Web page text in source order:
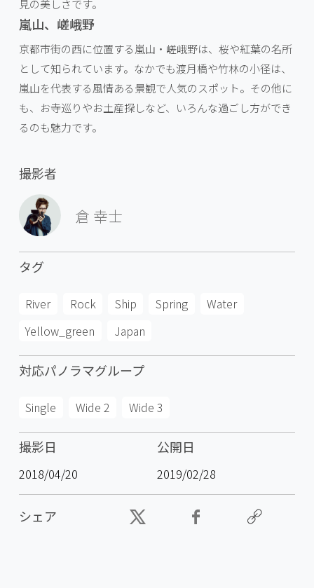
見の美しさです。
嵐山、嵯峨野
京都市街の西に位置する嵐山・嵯峨野は、桜や紅葉の名所
として知られています。なかでも渡月橋や竹林の小径は、
嵐山を代表する風情ある景観で人気のスポット。その他に
も、お寺巡りやお土産探しなど、いろんな過ごし方ができ
るのも魅力です。
撮影者
倉 幸士
タグ
River Rock Ship Spring
Water
Yellow_green
Japan
対応パノラマグループ
Single Wide 2 Wide 3
撮影日
2018/04/20
公開日
2019/02/28
シェア